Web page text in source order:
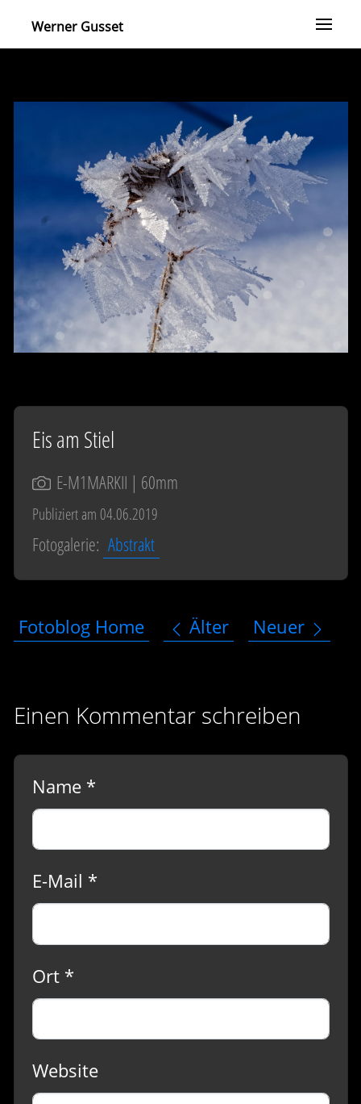
Werner Gusset
Eis am Stiel
E-M1MARKII | 60mm
Publiziert am 04.06.2019
Fotogalerie: Abstrakt
Fotoblog Home Älter Neuer
Einen Kommentar schreiben
Name *
E-Mail *
Ort *
Website